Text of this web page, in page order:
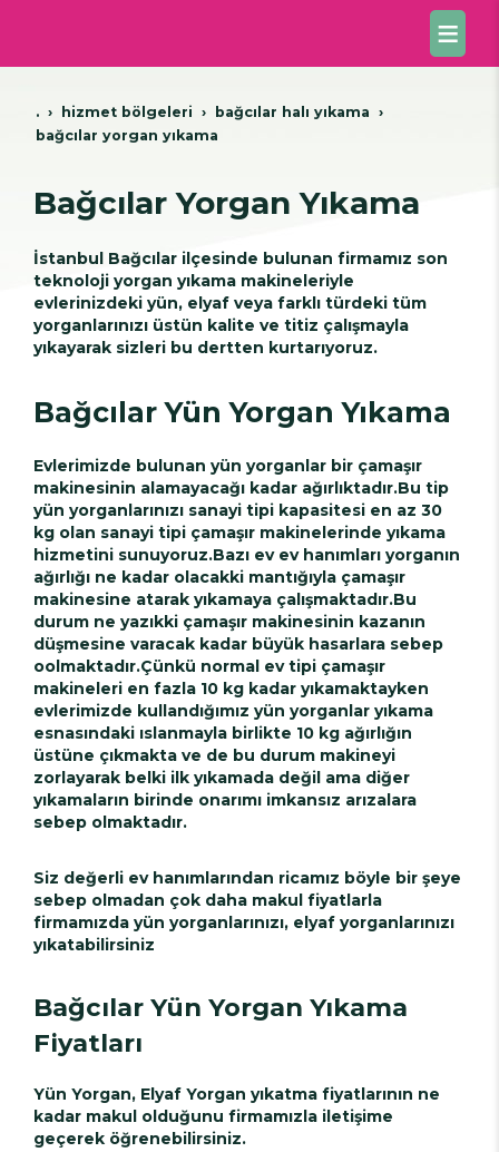
. hi̇zmet bölgeleri̇
bağcilar hali yikama
bağcılar yorgan yıkama
Bağcılar Yorgan Yıkama
İstanbul Bağcılar ilçesinde bulunan firmamız son
teknoloji yorgan yıkama makineleriyle
evlerinizdeki yün, elyaf veya farklı türdeki tüm
yorganlarınızı üstün kalite ve titiz çalışmayla
yıkayarak sizleri bu dertten kurtarıyoruz.
Bağcılar Yün Yorgan Yıkama
Evlerimizde bulunan yün yorganlar bir çamaşır
makinesinin alamayacağı kadar ağırlıktadır.Bu tip
yün yorganlarınızı sanayi tipi kapasitesi en az 30
kg olan sanayi tipi çamaşır makinelerinde yıkama
hizmetini sunuyoruz.Bazı ev ev hanımları yorganın
ağırlığı ne kadar olacakki mantığıyla çamaşır
makinesine atarak yıkamaya çalışmaktadır.Bu
durum ne yazıkki çamaşır makinesinin kazanın
düşmesine varacak kadar büyük hasarlara sebep
oolmaktadır.Çünkü normal ev tipi çamaşır
makineleri en fazla 10 kg kadar yıkamaktayken
evlerimizde kullandığımız yün yorganlar yıkama
esnasındaki ıslanmayla birlikte 10 kg ağırlığın
üstüne çıkmakta ve de bu durum makineyi
zorlayarak belki ilk yıkamada değil ama diğer
yıkamaların birinde onarımı imkansız arızalara
sebep olmaktadır.
Siz değerli ev hanımlarından ricamız böyle bir şeye
sebep olmadan çok daha makul fiyatlarla
firmamızda yün yorganlarınızı, elyaf yorganlarınızı
yıkatabilirsiniz
Bağcılar Yün Yorgan Yıkama
Fiyatları
Yün Yorgan, Elyaf Yorgan yıkatma fiyatlarının ne
kadar makul olduğunu firmamızla iletişime
geçerek öğrenebilirsiniz.